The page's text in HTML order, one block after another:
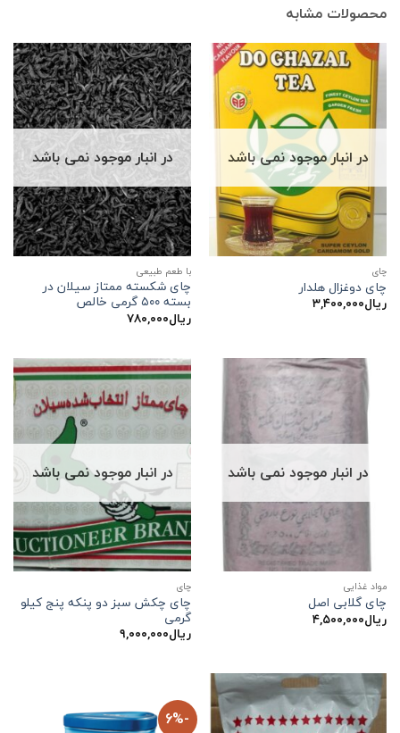
محصولات مشابه
در انبار موجود نمی باشد
چاي
چای دوغزال هلدار
ریال۳,۴۰۰,۰۰۰
در انبار موجود نمی باشد
با طعم طبیعی
چای شکسته ممتاز سیلان در
بسته ۵۰۰ گرمی خالص
ریال۷۸۰,۰۰۰
در انبار موجود نمی باشد
مواد غذایی
چای گلابی اصل
ریال۴,۵۰۰,۰۰۰
در انبار موجود نمی باشد
چاي
چای چکش سبز دو پنکه پنج کیلو
گرمی
ریال۹,۰۰۰,۰۰۰
-6%